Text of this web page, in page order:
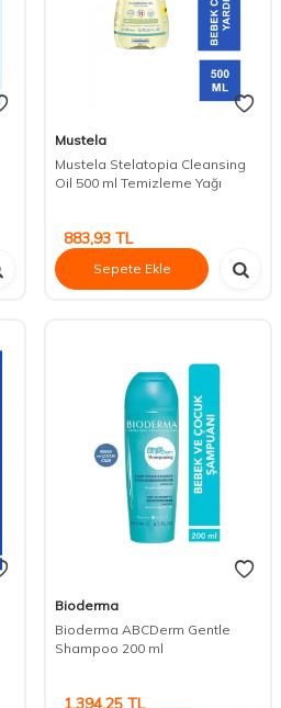
Mustela
Mustela Stelatopia Cleansing
Oil 500 ml Temizleme Yağı
883,93 TL
Sepete Ekle
Bioderma
Bioderma ABCDerm Gentle
Shampoo 200 ml
1.394,25 TL